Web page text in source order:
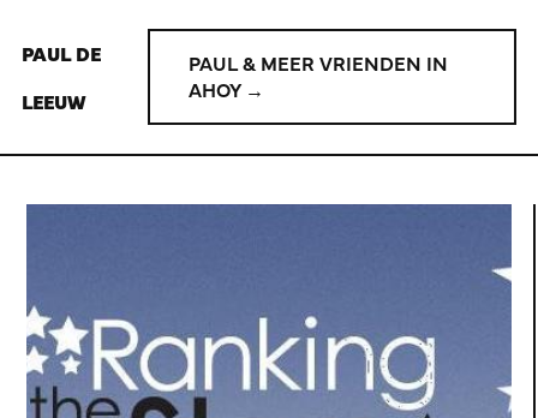
PAUL DE
LEEUW
PAUL & MEER VRIENDEN IN
AHOY →